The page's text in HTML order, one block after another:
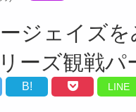
ジェイズ
ーズ観戦パ
B! LINE